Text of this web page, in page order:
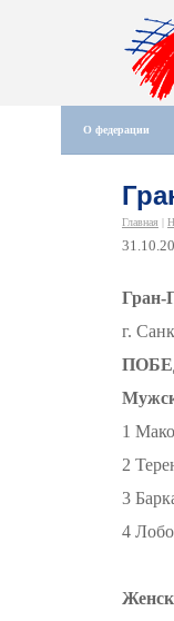
О федерации
Главная |
Гран-
г.
1
2
3
4